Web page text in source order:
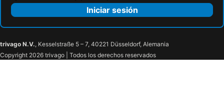
Iniciar sesión
trivago N.V., Kesselstraße 5 – 7, 40221 Düsseldorf, Alemania
Copyright 2026 trivago | Todos los derechos reservados